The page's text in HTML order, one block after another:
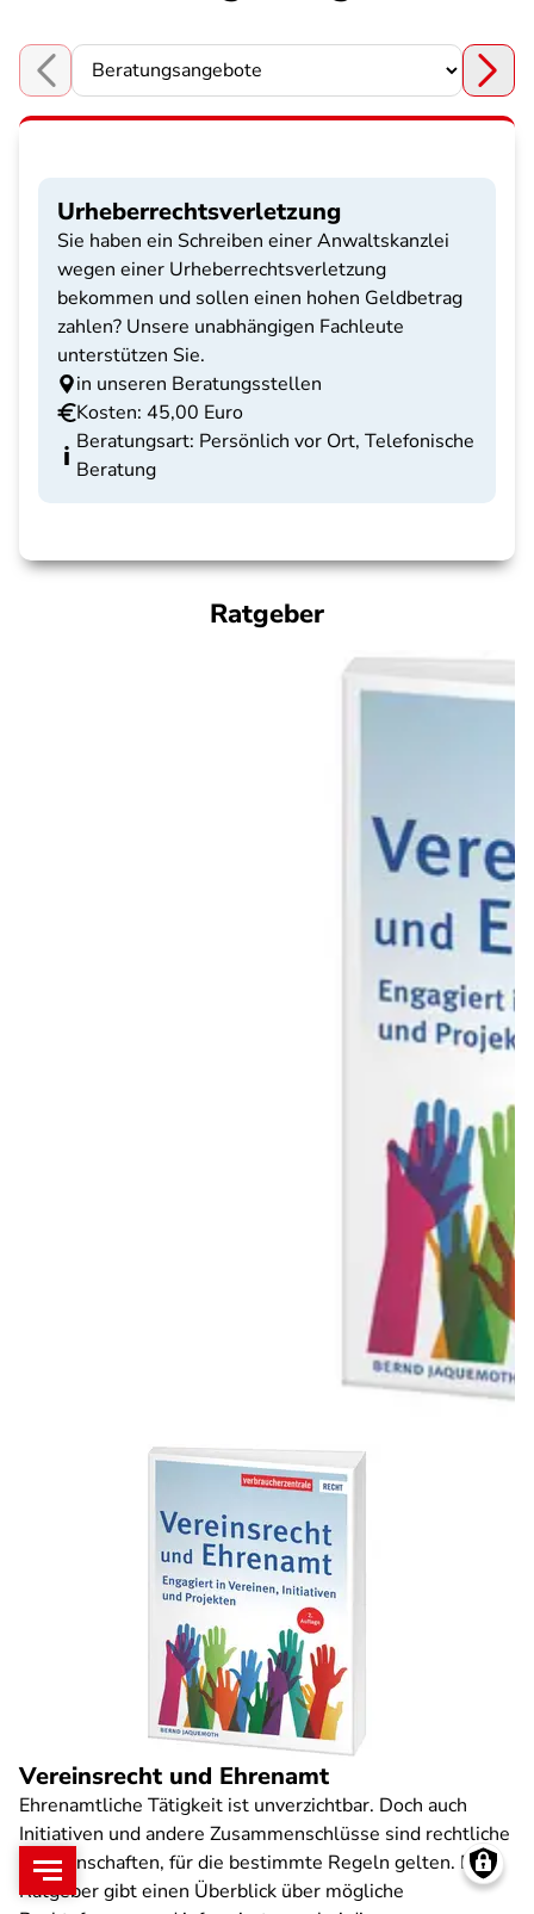
Choose a section
Urheberrechtsverletzung
Sie haben ein Schreiben einer Anwaltskanzlei
wegen einer Urheberrechtsverletzung
bekommen und sollen einen hohen Geldbetrag
zahlen? Unsere unabhängigen Fachleute
unterstützen Sie.
in unseren Beratungsstellen
Kosten: 45,00 Euro
Beratungsart: Persönlich vor Ort, Telefonische
Beratung
Ratgeber
Vereinsrecht und Ehrenamt
Ehrenamtliche Tätigkeit ist unverzichtbar. Doch auch
Initiativen und andere Zusammenschlüsse sind rechtliche
Gemeinschaften, für die bestimmte Regeln gelten. Der
Ratgeber gibt einen Überblick über mögliche